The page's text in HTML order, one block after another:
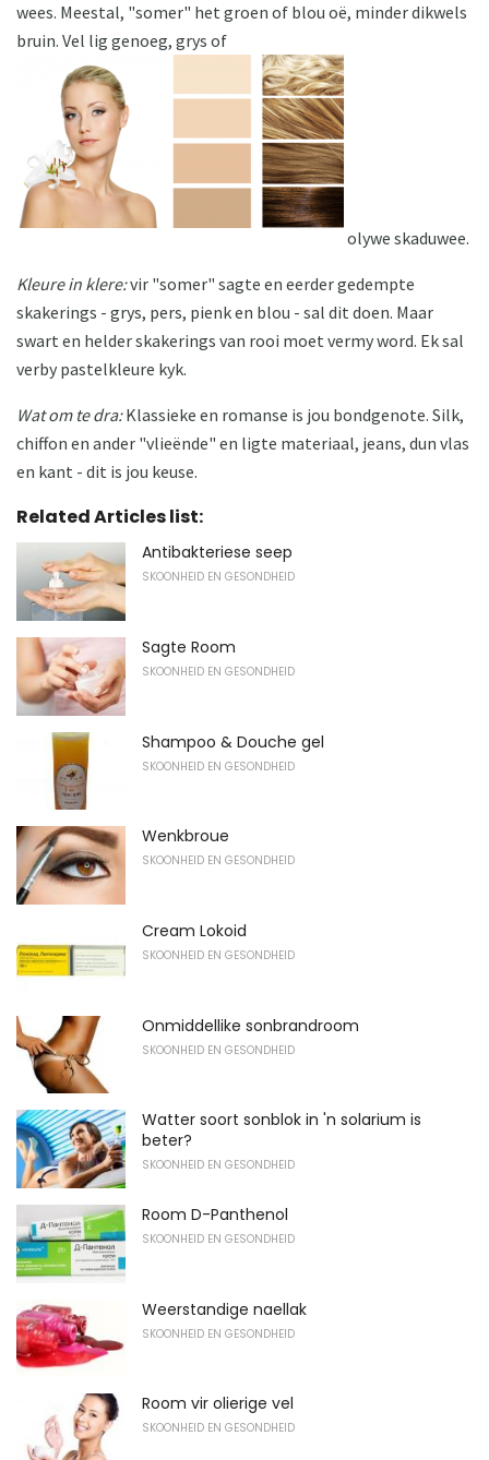
wees. Meestal, "somer" het groen of blou oë, minder dikwels
bruin. Vel lig genoeg, grys of
olywe skaduwee.
Kleure in klere:vir "somer" sagte en eerder gedempte
skakerings - grys, pers, pienk en blou - sal dit doen. Maar
swart en helder skakerings van rooi moet vermy word. Ek sal
verby pastelkleure kyk.
Wat om te dra:Klassieke en romanse is jou bondgenote. Silk,
chiffon en ander "vlieënde" en ligte materiaal, jeans, dun vlas
en kant - dit is jou keuse.
Related Articles list:
Antibakteriese seep
SKOONHEID EN GESONDHEID
Sagte Room
SKOONHEID EN GESONDHEID
Shampoo & Douche gel
SKOONHEID EN GESONDHEID
Wenkbroue
SKOONHEID EN GESONDHEID
Cream Lokoid
SKOONHEID EN GESONDHEID
Onmiddellike sonbrandroom
SKOONHEID EN GESONDHEID
Watter soort sonblok in 'n solarium is
beter?
SKOONHEID EN GESONDHEID
Room D-Panthenol
SKOONHEID EN GESONDHEID
Weerstandige naellak
SKOONHEID EN GESONDHEID
Room vir olierige vel
SKOONHEID EN GESONDHEID